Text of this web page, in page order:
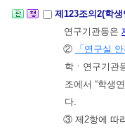
제123조의2(학
연구기관등은
②
「연구실
학ㆍ연구기관
조에서 “학생
다.
③ 제2항에 따